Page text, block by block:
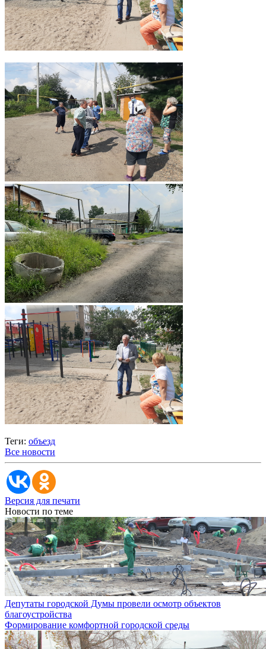
Теги: объезд
Все новости
Версия для печати
Новости по теме
Депутаты городской Думы провели осмотр объектов
благоустройства
Формирование комфортной городской среды